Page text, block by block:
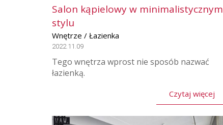
Salon kąpielowy w minimalistycznym
stylu
Wnętrze / Łazienka
2022.11.09
Tego wnętrza wprost nie sposób nazwać
łazienką.
Czytaj więcej